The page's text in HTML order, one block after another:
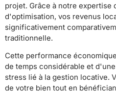
projet. Grâce à notre expertise
d'optimisation, vos revenus
significativement
traditionnelle.
Cette performance
de temps considérable et
stress lié à la gestion locative.
de votre bien tout en